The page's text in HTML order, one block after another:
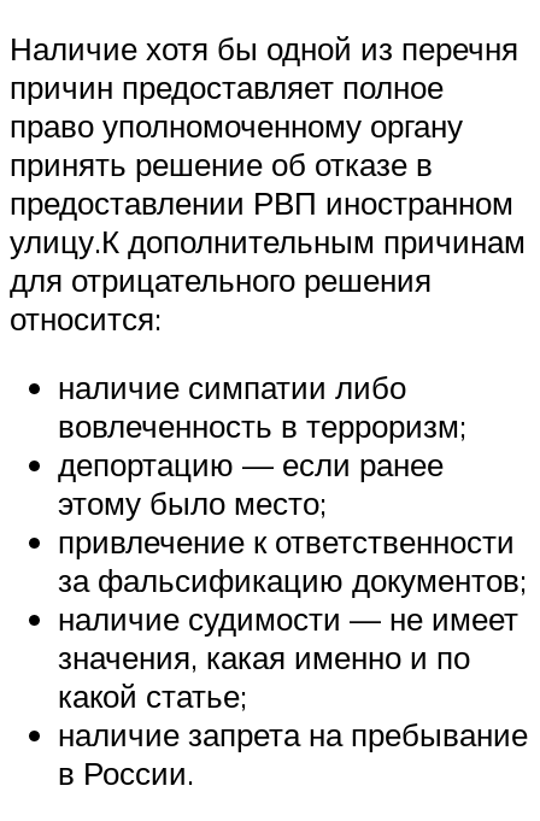
Наличие хотя бы одной из перечня
причин предоставляет полное
право уполномоченному органу
принять решение об отказе в
предоставлении РВП иностранном
улицу.К дополнительным причинам
для отрицательного решения
относится:
наличие симпатии либо
вовлеченность в терроризм;
депортацию — если ранее
этому было место;
привлечение к ответственности
за фальсификацию документов;
наличие судимости — не имеет
значения, какая именно и по
какой статье;
наличие запрета на пребывание
в России.